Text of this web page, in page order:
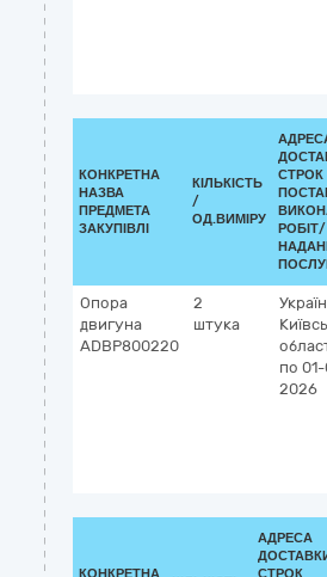
КОНКРЕТНА
НАЗВА
ПРЕДМЕТА
ЗАКУПІВЛІ
КІЛЬКІСТЬ
/
ОД.ВИМІРУ
СТРОК
РОБІТ/
Опора
двигуна
ADBP800220
2
штука
по
2026
АДРЕСА